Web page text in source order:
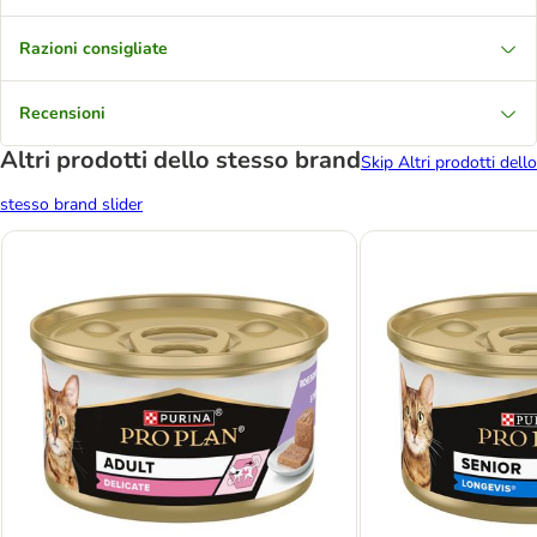
Razioni consigliate
Recensioni
Altri prodotti dello stesso brandSkip Altri prodotti dello
stesso brand slider